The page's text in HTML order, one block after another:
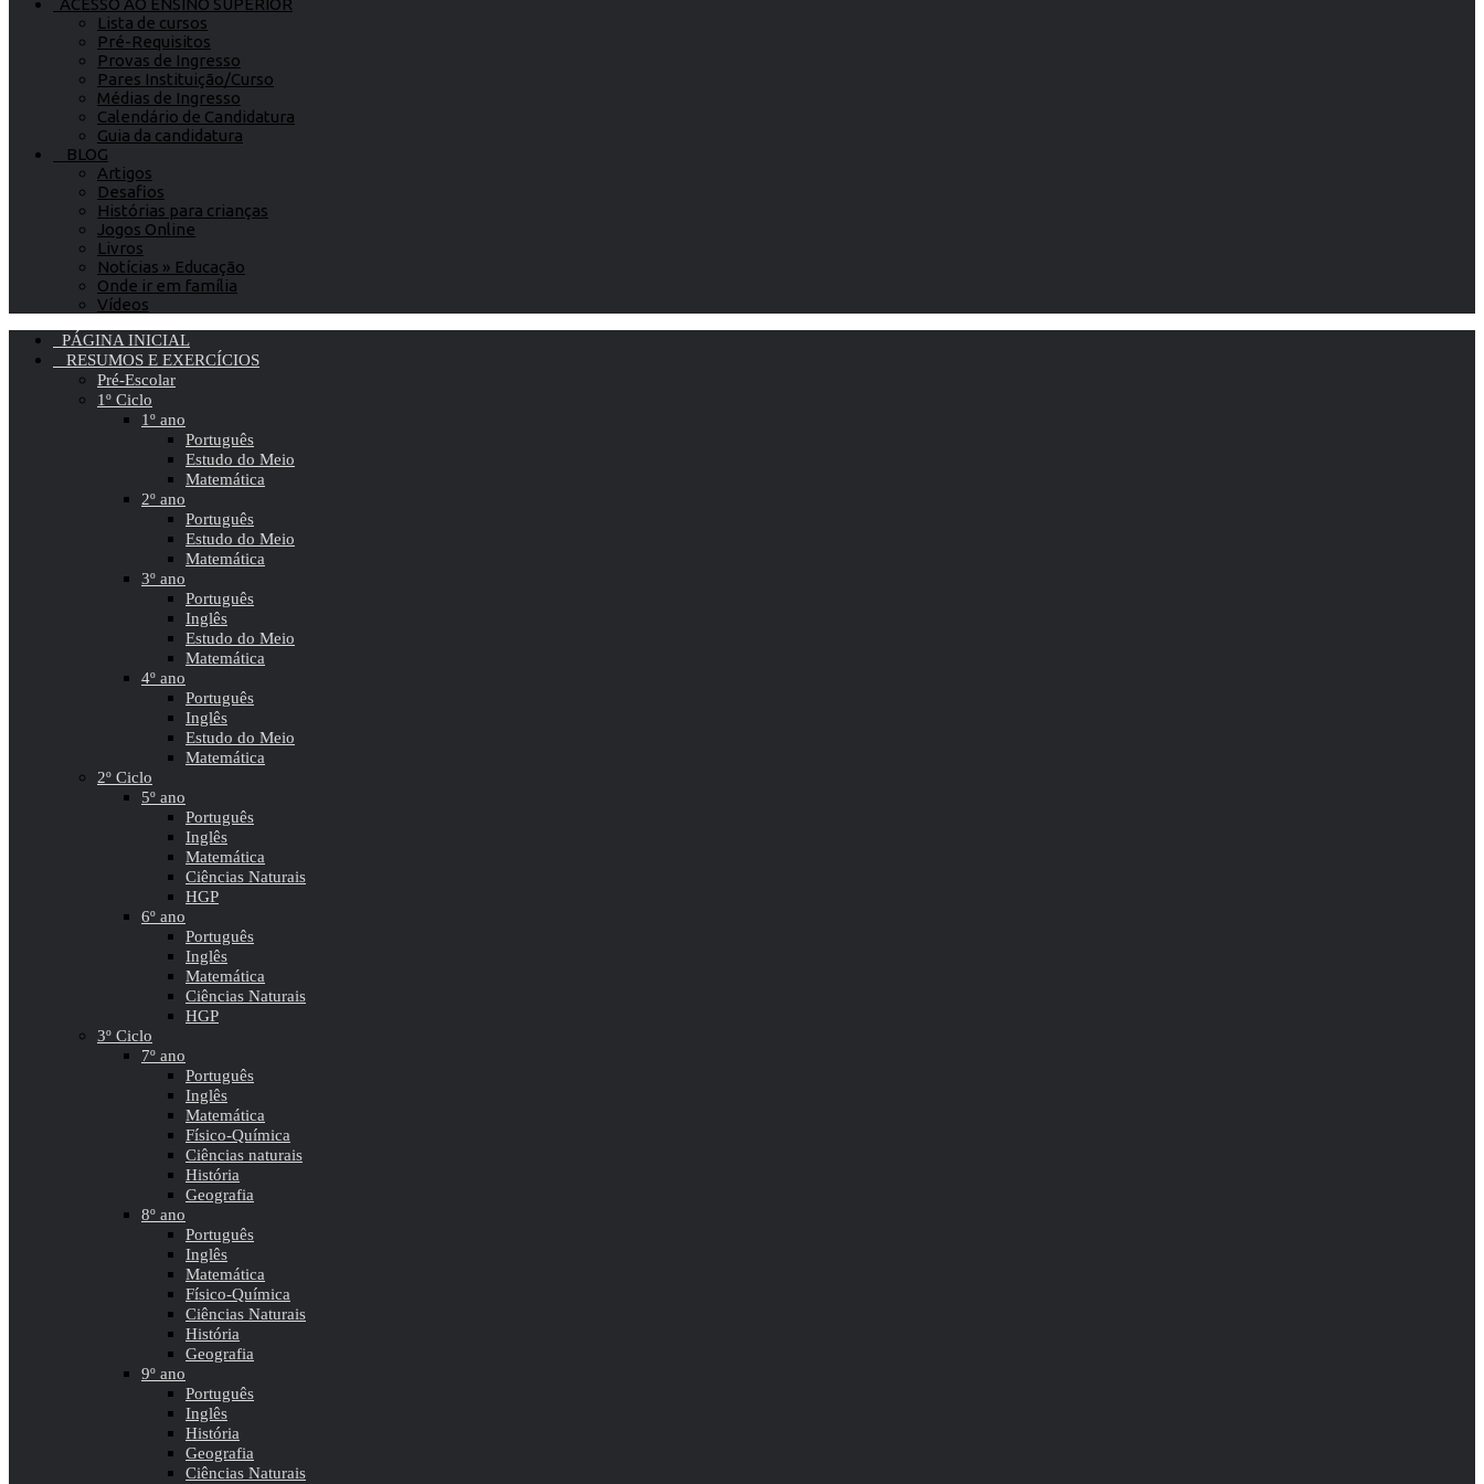
ACESSO AO ENSINO SUPERIOR
Lista de cursos
Pré-Requisitos
Provas de Ingresso
Pares Instituição/Curso
Médias de Ingresso
Calendário de Candidatura
Guia da candidatura
BLOG
Artigos
Desafios
Histórias para crianças
Jogos Online
Livros
Notícias » Educação
Onde ir em família
Vídeos
PÁGINA INICIAL
RESUMOS E EXERCÍCIOS
Pré-Escolar
1º Ciclo
1º ano
Português
Estudo do Meio
Matemática
2º ano
Português
Estudo do Meio
Matemática
3º ano
Português
Inglês
Estudo do Meio
Matemática
4º ano
Português
Inglês
Estudo do Meio
Matemática
2º Ciclo
5º ano
Português
Inglês
Matemática
Ciências Naturais
HGP
6º ano
Português
Inglês
Matemática
Ciências Naturais
HGP
3º Ciclo
7º ano
Português
Inglês
Matemática
Físico-Química
Ciências naturais
História
Geografia
8º ano
Português
Inglês
Matemática
Físico-Química
Ciências Naturais
História
Geografia
9º ano
Português
Inglês
História
Geografia
Ciências Naturais